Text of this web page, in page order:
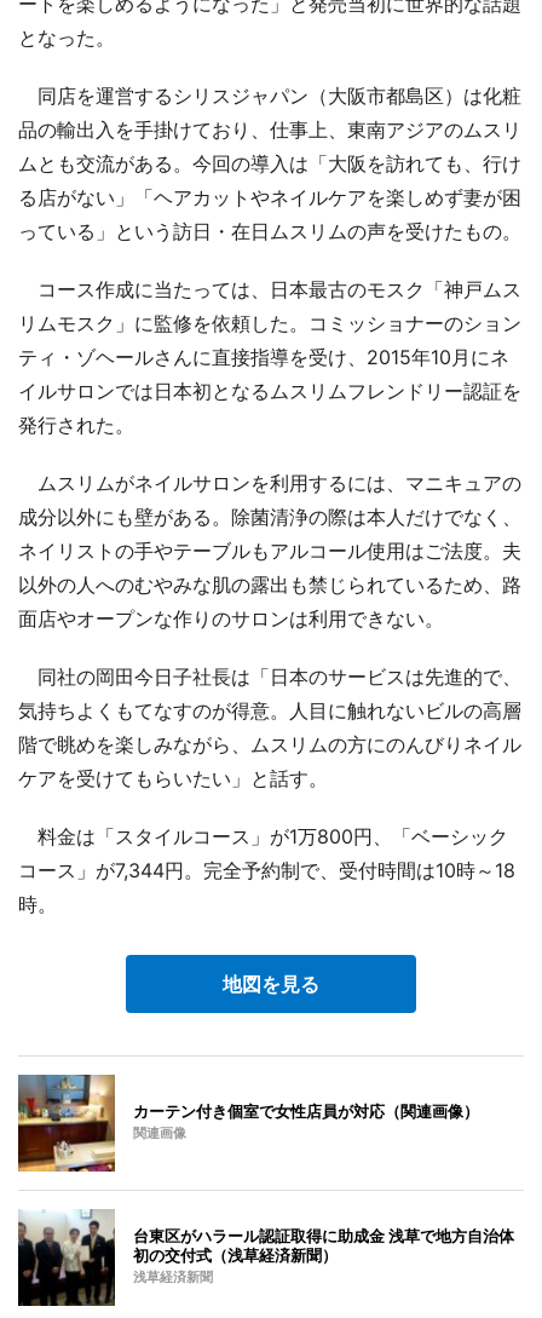
となった。
同店を運営するシリスジャパン（大阪市都島区）は化粧
品の輸出入を手掛けており、仕事上、東南アジアのムスリ
ムとも交流がある。今回の導入は「大阪を訪れても、行け
る店がない」「ヘアカットやネイルケアを楽しめず妻が困
っている」という訪日・在日ムスリムの声を受けたもの。
コース作成に当たっては、日本最古のモスク「神戸ムス
リムモスク」に監修を依頼した。コミッショナーのション
ティ・ゾヘールさんに直接指導を受け、2015年10月にネ
イルサロンでは日本初となるムスリムフレンドリー認証を
発行された。
ムスリムがネイルサロンを利用するには、マニキュアの
成分以外にも壁がある。除菌清浄の際は本人だけでなく、
ネイリストの手やテーブルもアルコール使用はご法度。夫
以外の人へのむやみな肌の露出も禁じられているため、路
面店やオープンな作りのサロンは利用できない。
同社の岡田今日子社長は「日本のサービスは先進的で、
気持ちよくもてなすのが得意。人目に触れないビルの高層
階で眺めを楽しみながら、ムスリムの方にのんびりネイル
ケアを受けてもらいたい」と話す。
料金は「スタイルコース」が1万800円、「ベーシック
コース」が7,344円。完全予約制で、受付時間は10時～18
時。
地図を見る
カーテン付き個室で女性店員が対応（関連画像）
関連画像
台東区がハラール認証取得に助成金 浅草で地方自治体
初の交付式（浅草経済新聞）
浅草経済新聞